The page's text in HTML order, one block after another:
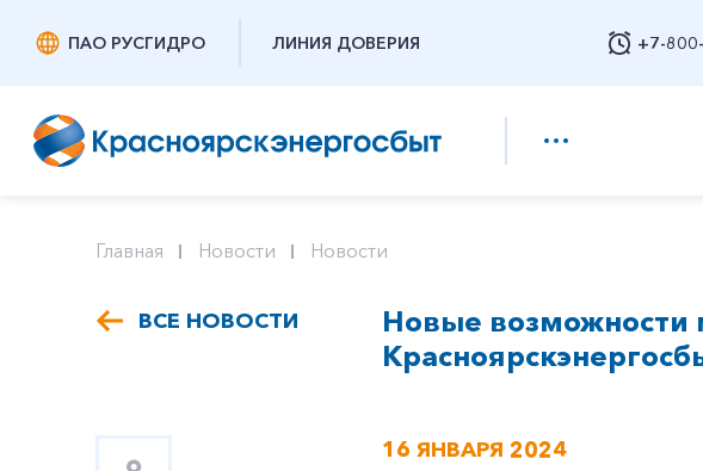
ПАО РУСГИДРО ЛИНИЯ ДОВЕРИЯ +7-
Заказать
Главная Новости Новости
ВСЕ НОВОСТИ
Новые возможности
16 ЯНВАРЯ 2024